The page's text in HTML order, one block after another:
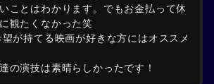
ことはわかります。でもお金払って休
観たくなかった笑
が持てる映画が好きな方にはオススメ
の演技は素晴らしかったです！